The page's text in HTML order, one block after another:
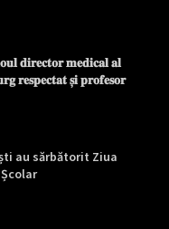
𝐝𝐢𝐫𝐞𝐜𝐭𝐨𝐫 𝐦𝐞𝐝𝐢𝐜𝐚𝐥 𝐚𝐥
𝐫𝐞𝐬𝐩𝐞𝐜𝐭𝐚𝐭 𝐬̦𝐢 𝐩𝐫𝐨𝐟𝐞𝐬𝐨𝐫
au sărbătorit Ziua